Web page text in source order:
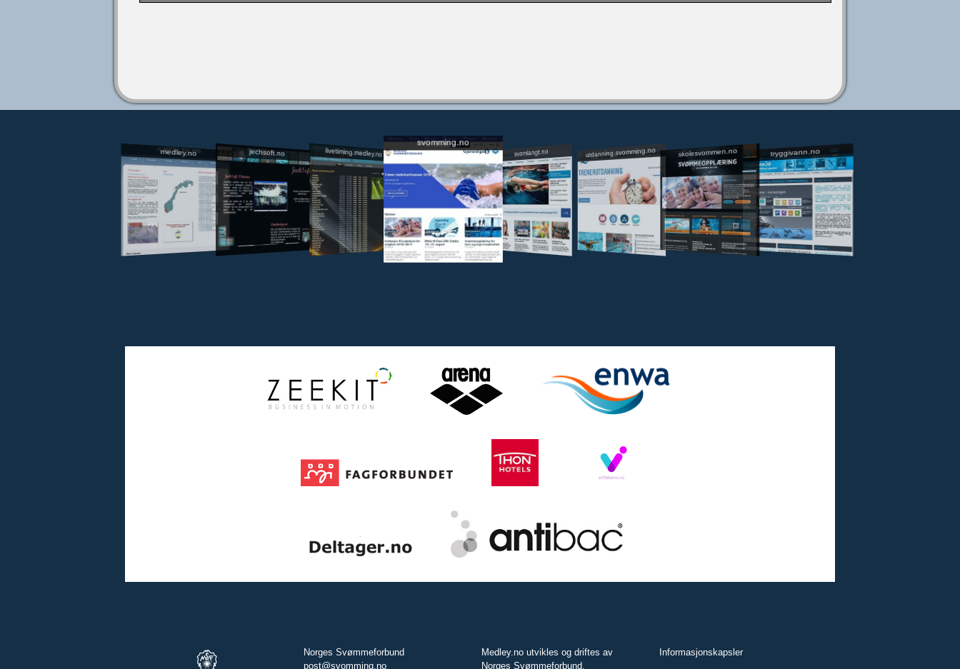
medley.no jechsoft.no livetiming.medley.no
svomming.no
svomlangt.no utdanning.svomming.no skolesvommen.no tryggivann.no
Norges Svømmeforbund
post@svomming.no
Medley.no utvikles og driftes av
Norges Svømmeforbund.
Informasjonskapsler